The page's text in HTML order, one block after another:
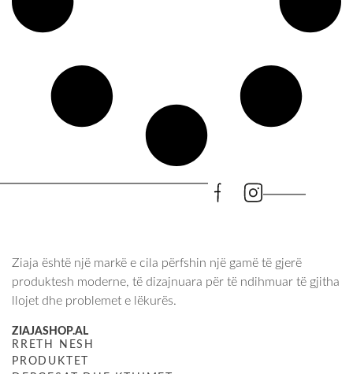
Ziaja është një markë e cila përfshin një gamë të gjerë
produktesh moderne, të dizajnuara për të ndihmuar të gjitha
llojet dhe problemet e lëkurës.
ZIAJASHOP.AL
RRETH NESH
PRODUKTET